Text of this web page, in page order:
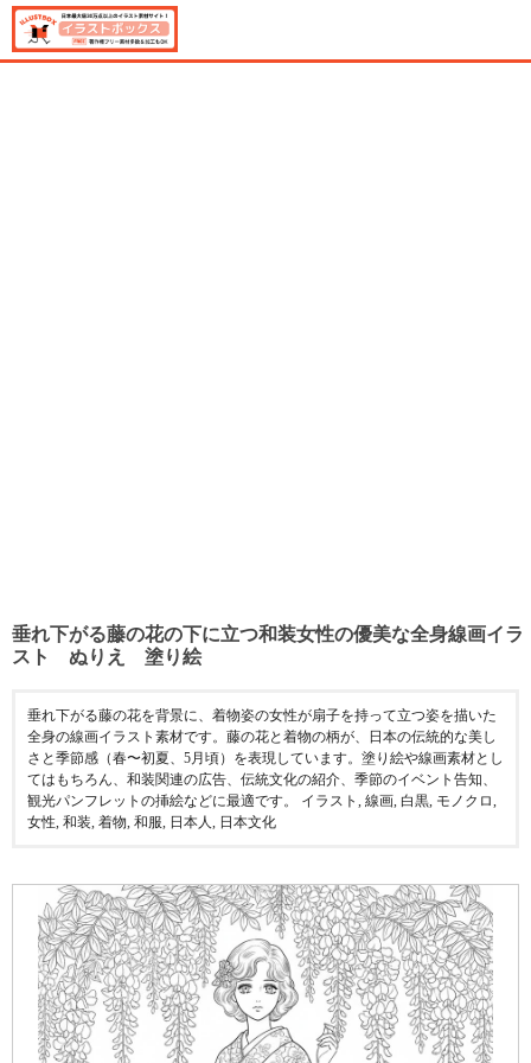
垂れ下がる藤の花の下に立つ和装女性の優美な全身線画イラ
スト ぬりえ 塗り絵
垂れ下がる藤の花を背景に、着物姿の女性が扇子を持って立つ姿を描いた
全身の線画イラスト素材です。藤の花と着物の柄が、日本の伝統的な美し
さと季節感（春〜初夏、5月頃）を表現しています。塗り絵や線画素材とし
てはもちろん、和装関連の広告、伝統文化の紹介、季節のイベント告知、
観光パンフレットの挿絵などに最適です。 イラスト, 線画, 白黒, モノクロ,
女性, 和装, 着物, 和服, 日本人, 日本文化